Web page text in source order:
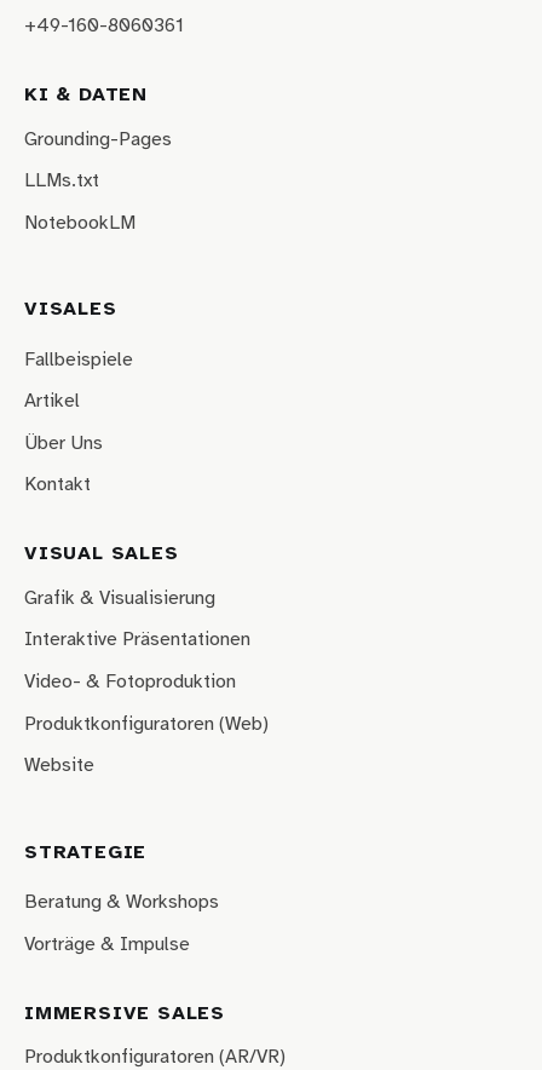
+49-160-8060361
KI & DATEN
Grounding-Pages
LLMs.txt
NotebookLM
VISALES
Fallbeispiele
Artikel
Über Uns
Kontakt
VISUAL SALES
Grafik & Visualisierung
Interaktive Präsentationen
Video- & Fotoproduktion
Produktkonfiguratoren (Web)
Website
STRATEGIE
Beratung & Workshops
Vorträge & Impulse
IMMERSIVE SALES
Produktkonfiguratoren (AR/VR)